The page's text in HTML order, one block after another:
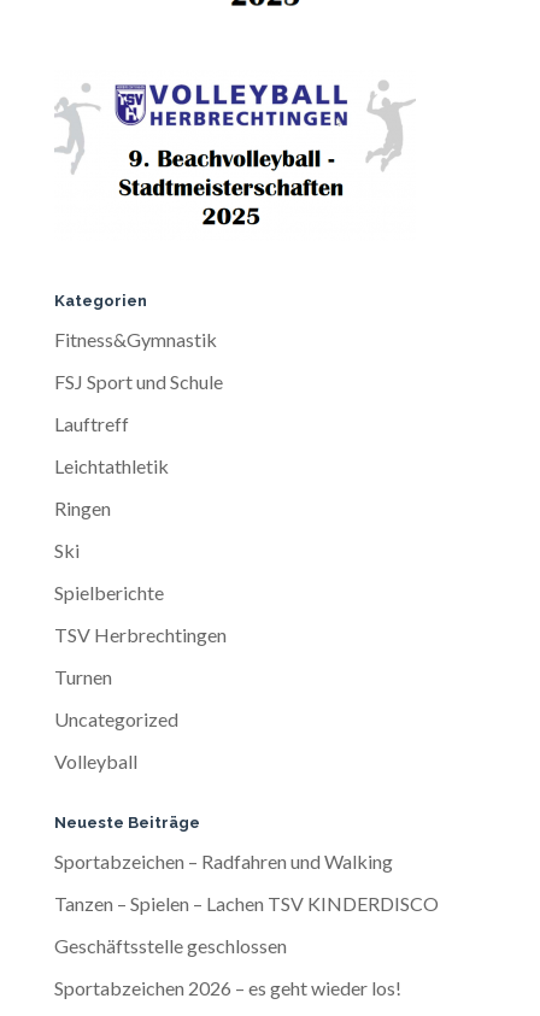
Kategorien
Fitness&Gymnastik
FSJ Sport und Schule
Lauftreff
Leichtathletik
Ringen
Ski
Spielberichte
TSV Herbrechtingen
Turnen
Uncategorized
Volleyball
Neueste Beiträge
Sportabzeichen – Radfahren und Walking
Tanzen – Spielen – Lachen TSV KINDERDISCO
Geschäftsstelle geschlossen
Sportabzeichen 2026 – es geht wieder los!